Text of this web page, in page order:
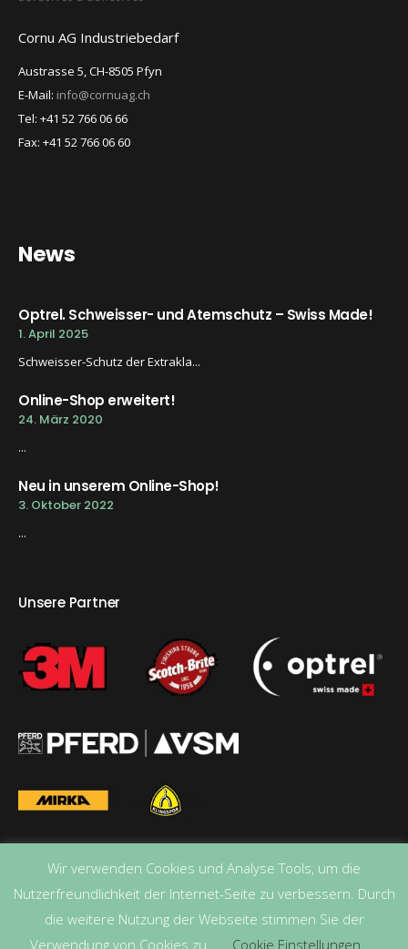
Cornu AG Industriebedarf
Austrasse 5, CH-8505 Pfyn
E-Mail: info@cornuag.ch
Tel: +41 52 766 06 66
Fax: +41 52 766 06 60
News
Optrel. Schweisser- und Atemschutz – Swiss Made!
1. April 2025
Schweisser-Schutz der Extrakla...
Online-Shop erweitert!
24. März 2020
...
Neu in unserem Online-Shop!
3. Oktober 2022
...
Unsere Partner
Wir verwenden Cookies und Analyse Tools, um die
Nutzerfreundlichkeit der Internet-Seite zu verbessern. Durch
die weitere Nutzung der Webseite stimmen Sie der
Verwendung von Cookies zu.
Cookie Einstellungen